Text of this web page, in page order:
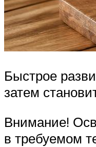
Быстрое
затем
Внимание!
в требуемом